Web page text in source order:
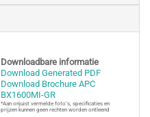
Downloadbare informatie
Download Generated PDF
Download Brochure APC
BX1600MI-GR
*Aan onjuist vermelde foto’s, specificaties en
prijzen kunnen geen rechten worden ontleend